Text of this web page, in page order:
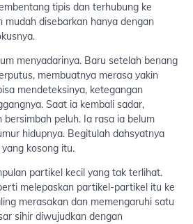
tipis dan terhubung ke
mudah disebarkan hanya dengan
menyadarinya. Baru setelah benang
membuatnya merasa yakin
mendeteksinya, ketegangan
Saat ia kembali sadar,
peluh. Ia rasa ia belum
hidupnya. Begitulah dahsyatnya
kosong itu.
partikel kecil yang tak terlihat.
melepaskan partikel-partikel itu ke
merasakan dan memengaruhi satu
sihir diwujudkan dengan